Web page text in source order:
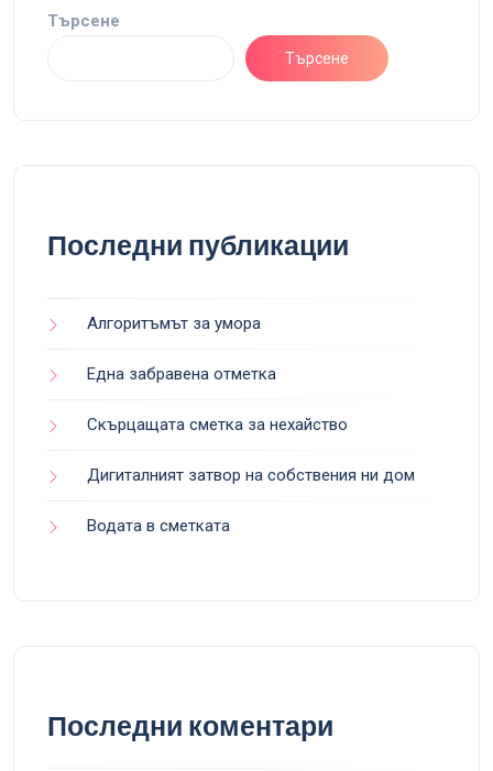
Търсене
Търсене
Последни публикации
Алгоритъмът за умора
Една забравена отметка
Скърцащата сметка за нехайство
Дигиталният затвор на собствения ни дом
Водата в сметката
Последни коментари